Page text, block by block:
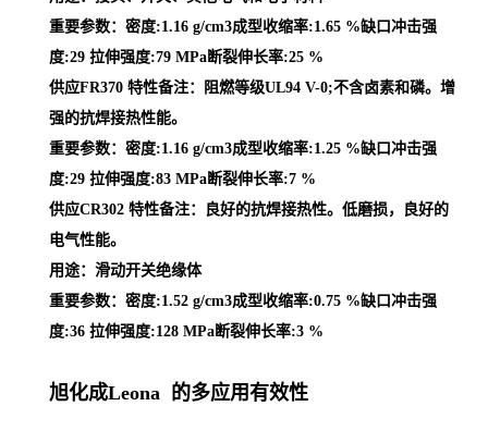
重要参数：密度:1.16 g/cm3成型收缩率:1.65 %缺口冲击强
度:29 拉伸强度:79 MPa断裂伸长率:25 %
供应FR370 特性备注：阻燃等级UL94 V-0;不含卤素和磷。增
强的抗焊接热性能。
重要参数：密度:1.16 g/cm3成型收缩率:1.25 %缺口冲击强
度:29 拉伸强度:83 MPa断裂伸长率:7 %
供应CR302 特性备注：良好的抗焊接热性。低磨损，良好的
电气性能。
用途：滑动开关绝缘体
重要参数：密度:1.52 g/cm3成型收缩率:0.75 %缺口冲击强
度:36 拉伸强度:128 MPa断裂伸长率:3 %
旭化成Leona 的多应用有效性